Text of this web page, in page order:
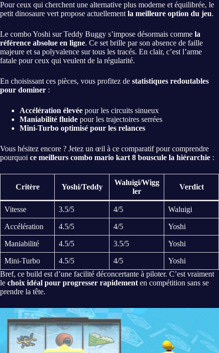
Pour ceux qui cherchent une alternative plus moderne et équilibrée, le
petit dinosaure vert propose actuellement la meilleure option du jeu.
Le combo Yoshi sur Teddy Buggy s’impose désormais comme la
référence absolue en ligne. Ce set brille par son absence de faille
majeure et sa polyvalence sur tous les tracés. En clair, c’est l’arme
fatale pour ceux qui veulent de la régularité.
En choisissant ces pièces, vous profitez de statistiques redoutables
pour dominer :
Accélération élevée pour les circuits sinueux
Maniabilité fluide pour les trajectoires serrées
Mini-Turbo optimisé pour les relances
Vous hésitez encore ? Jetez un œil à ce comparatif pour comprendre
pourquoi ce meilleurs combo mario kart 8 bouscule la hiérarchie :
Critère Yoshi/Teddy
Waluigi/Wigg
ler
Verdict
Vitesse 3.5/5 4/5 Waluigi
Accélération 4.5/5 4/5 Yoshi
Maniabilité 4.5/5 3.5/5 Yoshi
Mini-Turbo 4.5/5 4/5
Yoshi
Bref, ce build est d’une facilité déconcertante à piloter. C’est vraiment
le choix idéal pour progresser rapidement en compétition sans se
prendre la tête.